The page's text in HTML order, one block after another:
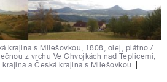
krajina s Milešovkou, 1808, olej, plátno /
z vrchu Ve Chvojkách nad Teplicemi,
a Česká krajina s Milešovkou